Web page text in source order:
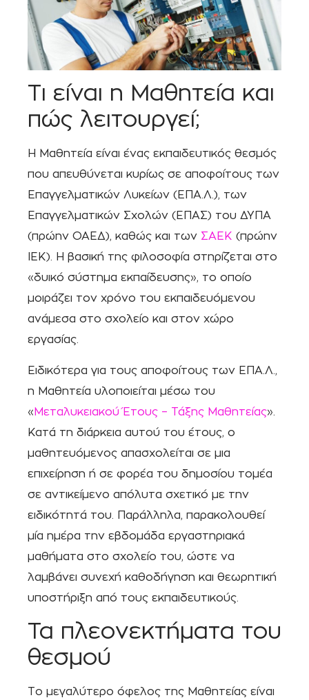
Τι είναι η Μαθητεία και
πώς λειτουργεί;
Η Μαθητεία είναι ένας εκπαιδευτικός θεσμός
που απευθύνεται κυρίως σε αποφοίτους των
Επαγγελματικών Λυκείων (ΕΠΑ.Λ.), των
Επαγγελματικών Σχολών (ΕΠΑΣ) του ΔΥΠΑ
(πρώην ΟΑΕΔ), καθώς και των ΣΑΕΚ (πρώην
ΙΕΚ). Η βασική της φιλοσοφία στηρίζεται στο
«δυικό σύστημα εκπαίδευσης», το οποίο
μοιράζει τον χρόνο του εκπαιδευόμενου
ανάμεσα στο σχολείο και στον χώρο
εργασίας.
Ειδικότερα για τους αποφοίτους των ΕΠΑ.Λ.,
η Μαθητεία υλοποιείται μέσω του
«Μεταλυκειακού Έτους – Τάξης Μαθητείας».
Κατά τη διάρκεια αυτού του έτους, ο
μαθητευόμενος απασχολείται σε μια
επιχείρηση ή σε φορέα του δημοσίου τομέα
σε αντικείμενο απόλυτα σχετικό με την
ειδικότητά του. Παράλληλα, παρακολουθεί
μία ημέρα την εβδομάδα εργαστηριακά
μαθήματα στο σχολείο του, ώστε να
λαμβάνει συνεχή καθοδήγηση και θεωρητική
υποστήριξη από τους εκπαιδευτικούς.
Τα πλεονεκτήματα του
θεσμού
Το μεγαλύτερο όφελος της Μαθητείας είναι